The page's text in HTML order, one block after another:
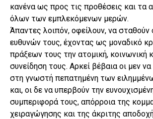
κανένα ως προς τις προθέσεις και τα
όλων των εμπλεκόμενων μερών.
Άπαντες λοιπόν, οφείλουν, να
ευθυνών τους, έχοντας ως μοναδικό
πράξεων τους την ατομική, κοινωνική
συνείδηση τους. Αρκεί βέβαια οι μεν
στη γνωστή πεπατημένη των
και, οι δε να υπερβούν την
συμπεριφορά τους, απόρροια της
χειραγώγησης και της άκριτης